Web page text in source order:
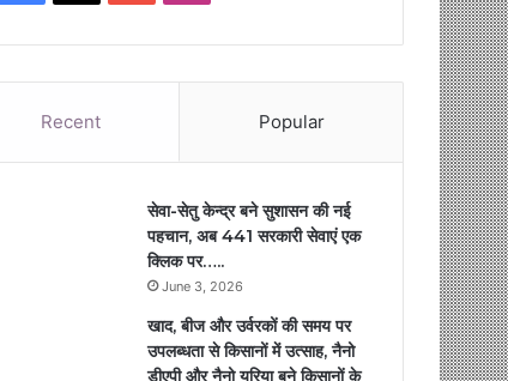
Recent Popular
सेवा-सेतु केन्द्र बने सुशासन की नई
पहचान, अब 441 सरकारी सेवाएं एक
क्लिक पर…..
June 3, 2026
खाद, बीज और उर्वरकों की समय पर
उपलब्धता से किसानों में उत्साह, नैनो
डीएपी और नैनो यूरिया बने किसानों के